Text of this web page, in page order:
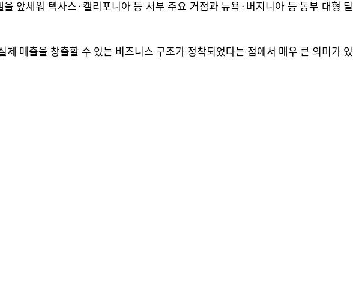
앞세워 텍사스·캘리포니아 등 서부 주요 거점과 뉴욕·버지니아 등 동부 대형 딜
매출을 창출할 수 있는 비즈니스 구조가 정착되었다는 점에서 매우 큰 의미가 있